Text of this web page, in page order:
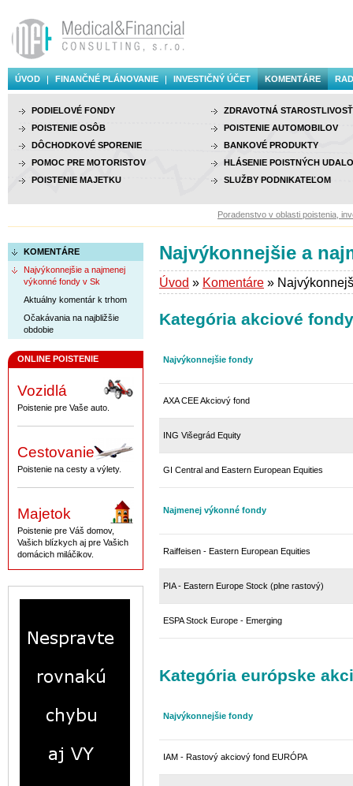
ÚVOD FINANČNÉ PLÁNOVANIE INVESTIČNÝ ÚČET KOMENTÁRE
PODIELOVÉ FONDY
POISTENIE OSÔB
DÔCHODKOVÉ SPORENIE
POMOC PRE MOTORISTOV
POISTENIE MAJETKU
ZDRAVOTNÁ STAROSTLIVOSŤ
POISTENIE AUTOMOBILOV
BANKOVÉ PRODUKTY
HLÁSENIE POISTNÝCH
SLUŽBY PODNIKATEĽOM
Poradenstvo v oblasti poistenia,
KOMENTÁRE
Najvýkonnejšie a najmenej
výkonné fondy v Sk
Aktuálny komentár k trhom
Očakávania na najbližšie
obdobie
ONLINE POISTENIE
Vozidlá
Poistenie pre Vaše auto.
Cestovanie
Poistenie na cesty a výlety.
Majetok
Poistenie pre Váš domov,
Vašich blízkych aj pre Vašich
domácich miláčikov.
Najvýkonnejšie a
Úvod » Komentáre »
Kategória akciové
Najvýkonnejšie fondy
AXA CEE Akciový fond
ING Višegrád Equity
GI Central and Eastern European Equities
Najmenej výkonné fondy
Raiffeisen - Eastern European Equities
PIA - Eastern Europe Stock (plne rastový)
ESPA Stock Europe - Emerging
Kategória európske
Najvýkonnejšie fondy
IAM - Rastový akciový fond EURÓPA